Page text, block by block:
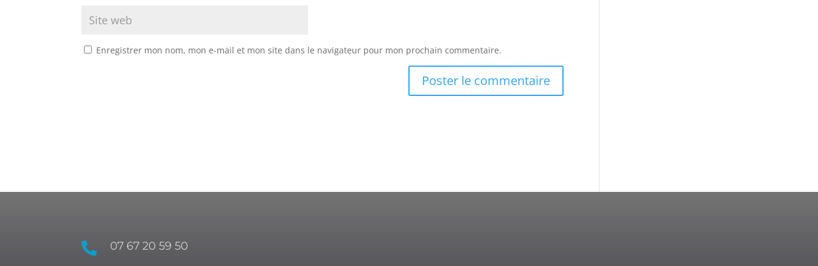
Enregistrer mon nom, mon e-mail et mon site dans le navigateur pour mon prochain commentaire.
 07 67 20 59 50